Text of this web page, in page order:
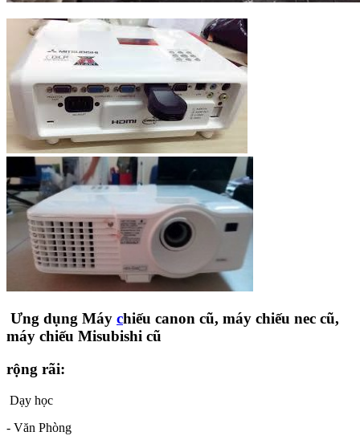
Ưng dụng Máy chiếu canon cũ, máy chiếu nec cũ,
máy chiếu Misubishi cũ
rộng rãi:
Dạy học
- Văn Phòng